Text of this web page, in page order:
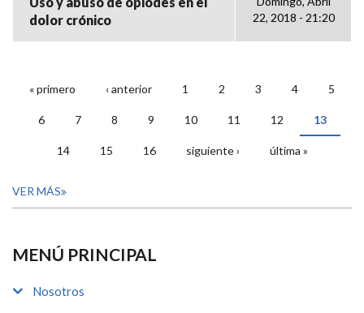
dolor crónico
22, 2018 - 21:20
PÁGINAS
« primero ‹ anterior 1 2 3 4 5
6 7 8 9 10 11 12 13
14 15 16 siguiente › última »
VER MÁS
MENÚ PRINCIPAL
Nosotros